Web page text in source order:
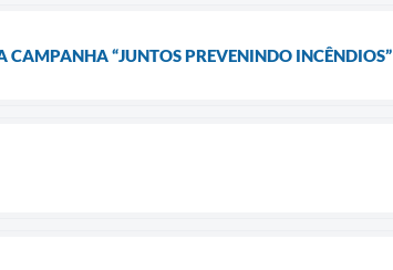
“JUNTOS PREVENINDO INCÊNDIOS”